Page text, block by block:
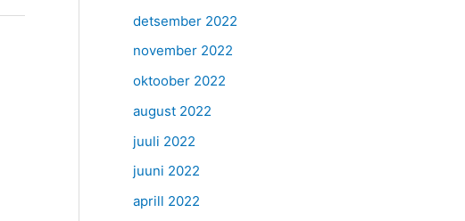
detsember 2022
november 2022
oktoober 2022
august 2022
juuli 2022
juuni 2022
aprill 2022